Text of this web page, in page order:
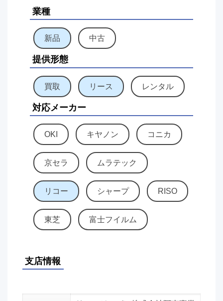
業種
新品 中古
提供形態
買取 リース レンタル
対応メーカー
OKI キヤノン コニカ
京セラ ムラテック
リコー シャープ RISO
東芝 富士フイルム
支店情報